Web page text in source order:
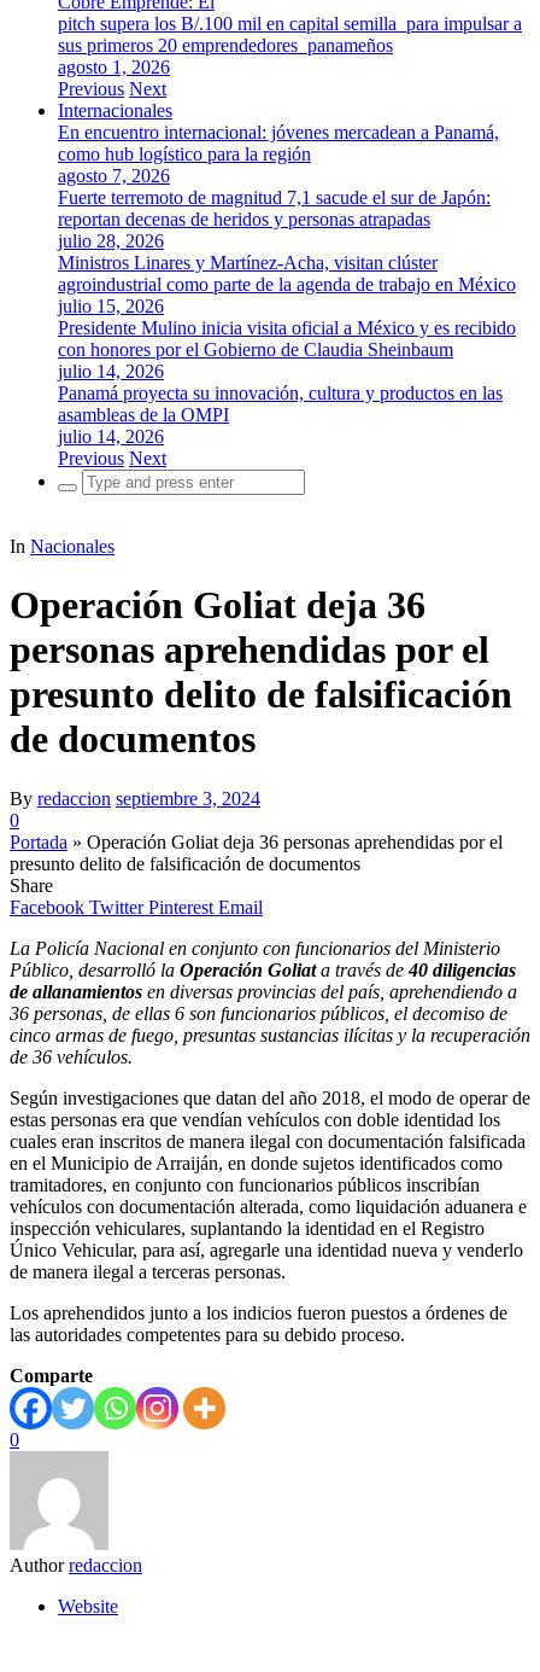
pitch supera los B/.100 mil en capital semilla para impulsar a
sus primeros 20 emprendedores panameños
agosto 1, 2026
Previous Next
Internacionales
En encuentro internacional: jóvenes mercadean a Panamá,
como hub logístico para la región
agosto 7, 2026
Fuerte terremoto de magnitud 7,1 sacude el sur de Japón:
reportan decenas de heridos y personas atrapadas
julio 28, 2026
Ministros Linares y Martínez-Acha, visitan clúster
agroindustrial como parte de la agenda de trabajo en México
julio 15, 2026
Presidente Mulino inicia visita oficial a México y es recibido
con honores por el Gobierno de Claudia Sheinbaum
julio 14, 2026
Panamá proyecta su innovación, cultura y productos en las
asambleas de la OMPI
julio 14, 2026
Previous Next
Search
for:
In Nacionales
Operación Goliat deja 36
personas aprehendidas por el
presunto delito de falsificación
de documentos
By redaccion septiembre 3, 2024
0
Portada » Operación Goliat deja 36 personas aprehendidas por el
presunto delito de falsificación de documentos
Share
Facebook Twitter Pinterest Email
La Policía Nacional en conjunto con funcionarios del Ministerio
Público, desarrolló la Operación Goliata través de40 diligencias
de allanamientos en diversas provincias del país, aprehendiendo a
36 personas, de ellas 6 son funcionarios públicos, el decomiso de
cinco armas de fuego, presuntas sustancias ilícitas y la recuperación
de 36 vehículos.
Según investigaciones que datan del año 2018, el modo de operar de
estas personas era que vendían vehículos con doble identidad los
cuales eran inscritos de manera ilegal con documentación falsificada
en el Municipio de Arraiján, en donde sujetos identificados como
tramitadores, en conjunto con funcionarios públicos inscribían
vehículos con documentación alterada, como liquidación aduanera e
inspección vehiculares, suplantando la identidad en el Registro
Único Vehicular, para así, agregarle una identidad nueva y venderlo
de manera ilegal a terceras personas.
Los aprehendidos junto a los indicios fueron puestos a órdenes de
las autoridades competentes para su debido proceso.
Comparte
0
Author redaccion
Website